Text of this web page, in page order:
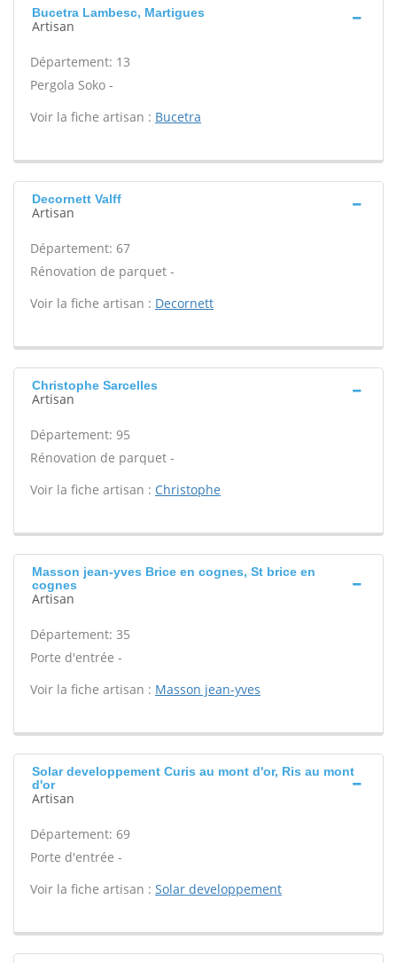
Bucetra Lambesc, Martigues
Artisan
Département: 13
Pergola Soko -
Voir la fiche artisan : Bucetra
Decornett Valff
Artisan
Département: 67
Rénovation de parquet -
Voir la fiche artisan : Decornett
Christophe Sarcelles
Artisan
Département: 95
Rénovation de parquet -
Voir la fiche artisan : Christophe
Masson jean-yves Brice en cognes, St brice en
cognes
Artisan
Département: 35
Porte d'entrée -
Voir la fiche artisan : Masson jean-yves
Solar developpement Curis au mont d'or, Ris au mont
d'or
Artisan
Département: 69
Porte d'entrée -
Voir la fiche artisan : Solar developpement